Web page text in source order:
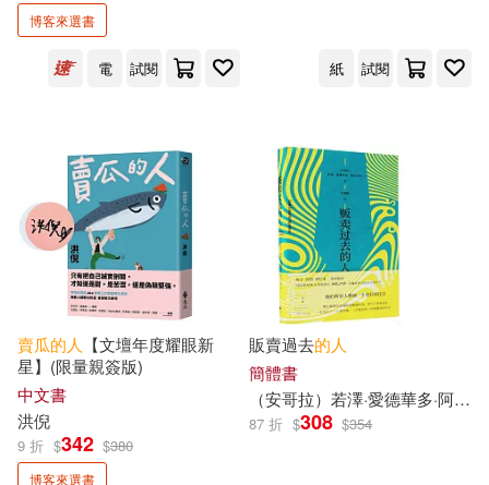
出版社 (可複選)
配送方式 (可複選)
可超商取貨(3) 可海外宅配(3)
可港澳店取(3)
可新加坡店取(3)
博客來選書
電 試閱 紙 試閱
賣瓜的人 【文壇年度耀眼新
星】(限量親簽版)
中文書
洪倪
9 折 $342 $380
博客來選書
販賣過去的人
簡體書
（安哥拉）若澤·愛德華多·阿
瓜
87 折 $308 $354